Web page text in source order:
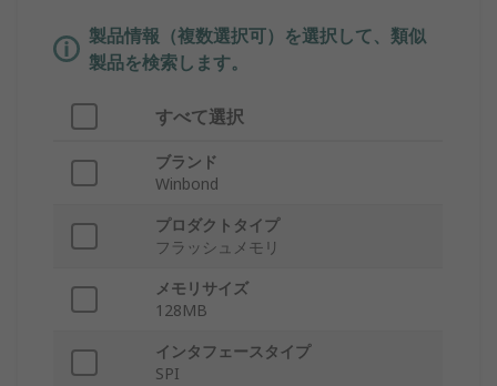
製品情報（複数選択可）を選択して、類似
製品を検索します。
すべて選択
ブランド
Winbond
プロダクトタイプ
フラッシュメモリ
メモリサイズ
128MB
インタフェースタイプ
SPI